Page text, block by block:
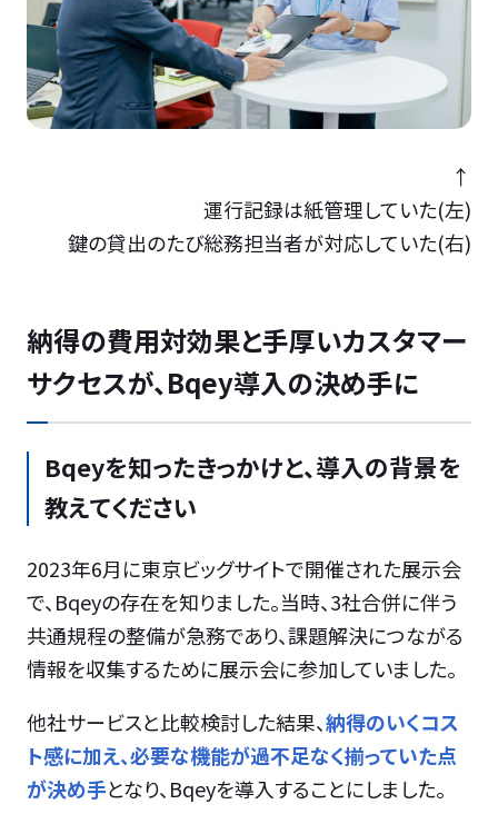
↑
運行記録は紙管理していた(左)
鍵の貸出のたび総務担当者が対応していた(右)
納得の費用対効果と手厚いカスタマー
サクセスが、Bqey導入の決め手に
Bqeyを知ったきっかけと、導入の背景を
教えてください
2023年6月に東京ビッグサイトで開催された展示会
で、Bqeyの存在を知りました。当時、3社合併に伴う
共通規程の整備が急務であり、課題解決につながる
情報を収集するために展示会に参加していました。
他社サービスと比較検討した結果、納得のいくコス
ト感に加え、必要な機能が過不足なく揃っていた点
が決め手となり、Bqeyを導入することにしました。